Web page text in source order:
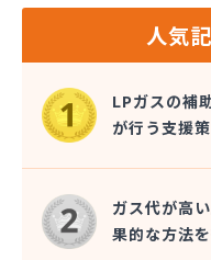
関彰商事株式会社
岩谷産業株式会社
鬼怒川プロパン
吉澤保全株式会社倉庫
橋本産業株式会社
近嵐商事有限会社
金子商事有限会社
桑原商店
郡司燃料店
慶野燃料店
人気
LPガスの補
が行う支援策
ガス代が高
果的な方法